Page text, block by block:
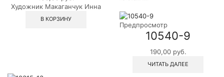
Художник Макаганчук Инна
В КОРЗИНУ
Предпросмотр
10540-9
190,00 руб.
ЧИТАТЬ ДАЛЕЕ